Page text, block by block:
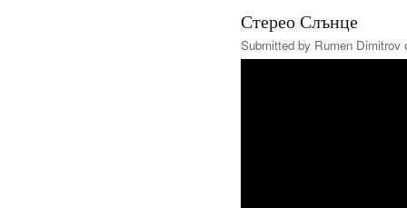
Стерео Слънце
Submitted by Rumen Dimitrov